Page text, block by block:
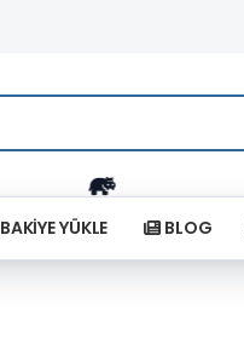
BAKİYE YÜKLE BLOG